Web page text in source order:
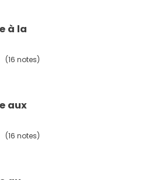
à la
(16 notes)
aux
(16 notes)